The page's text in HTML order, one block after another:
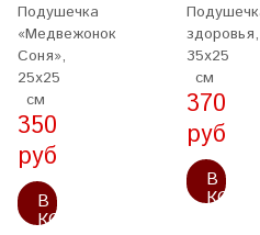
Подушечка
«Медвежонок
Соня»,
25x25
см
350
руб
В
КОРЗИНУ
здоровья,
35x25
см
370
руб
В